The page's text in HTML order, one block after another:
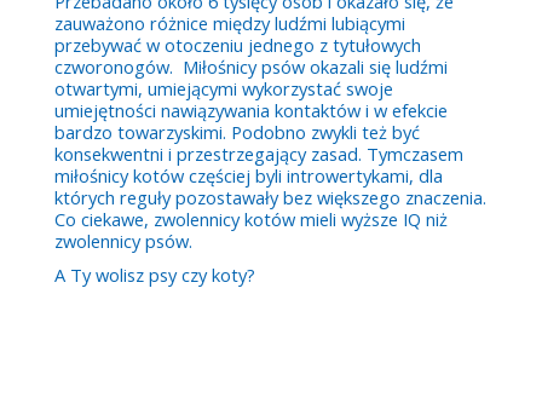
zauważono różnice między ludźmi lubiącymi
przebywać w otoczeniu jednego z tytułowych
czworonogów. Miłośnicy psów okazali się ludźmi
otwartymi, umiejącymi wykorzystać swoje
umiejętności nawiązywania kontaktów i w efekcie
bardzo towarzyskimi. Podobno zwykli też być
konsekwentni i przestrzegający zasad. Tymczasem
miłośnicy kotów częściej byli introwertykami, dla
których reguły pozostawały bez większego znaczenia.
Co ciekawe, zwolennicy kotów mieli wyższe IQ niż
zwolennicy psów.
A Ty wolisz psy czy koty?